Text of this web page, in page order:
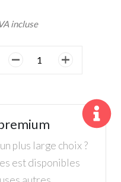
incluse
quantité
Q-
Star
Tour
plus large choix ?
est disponibles